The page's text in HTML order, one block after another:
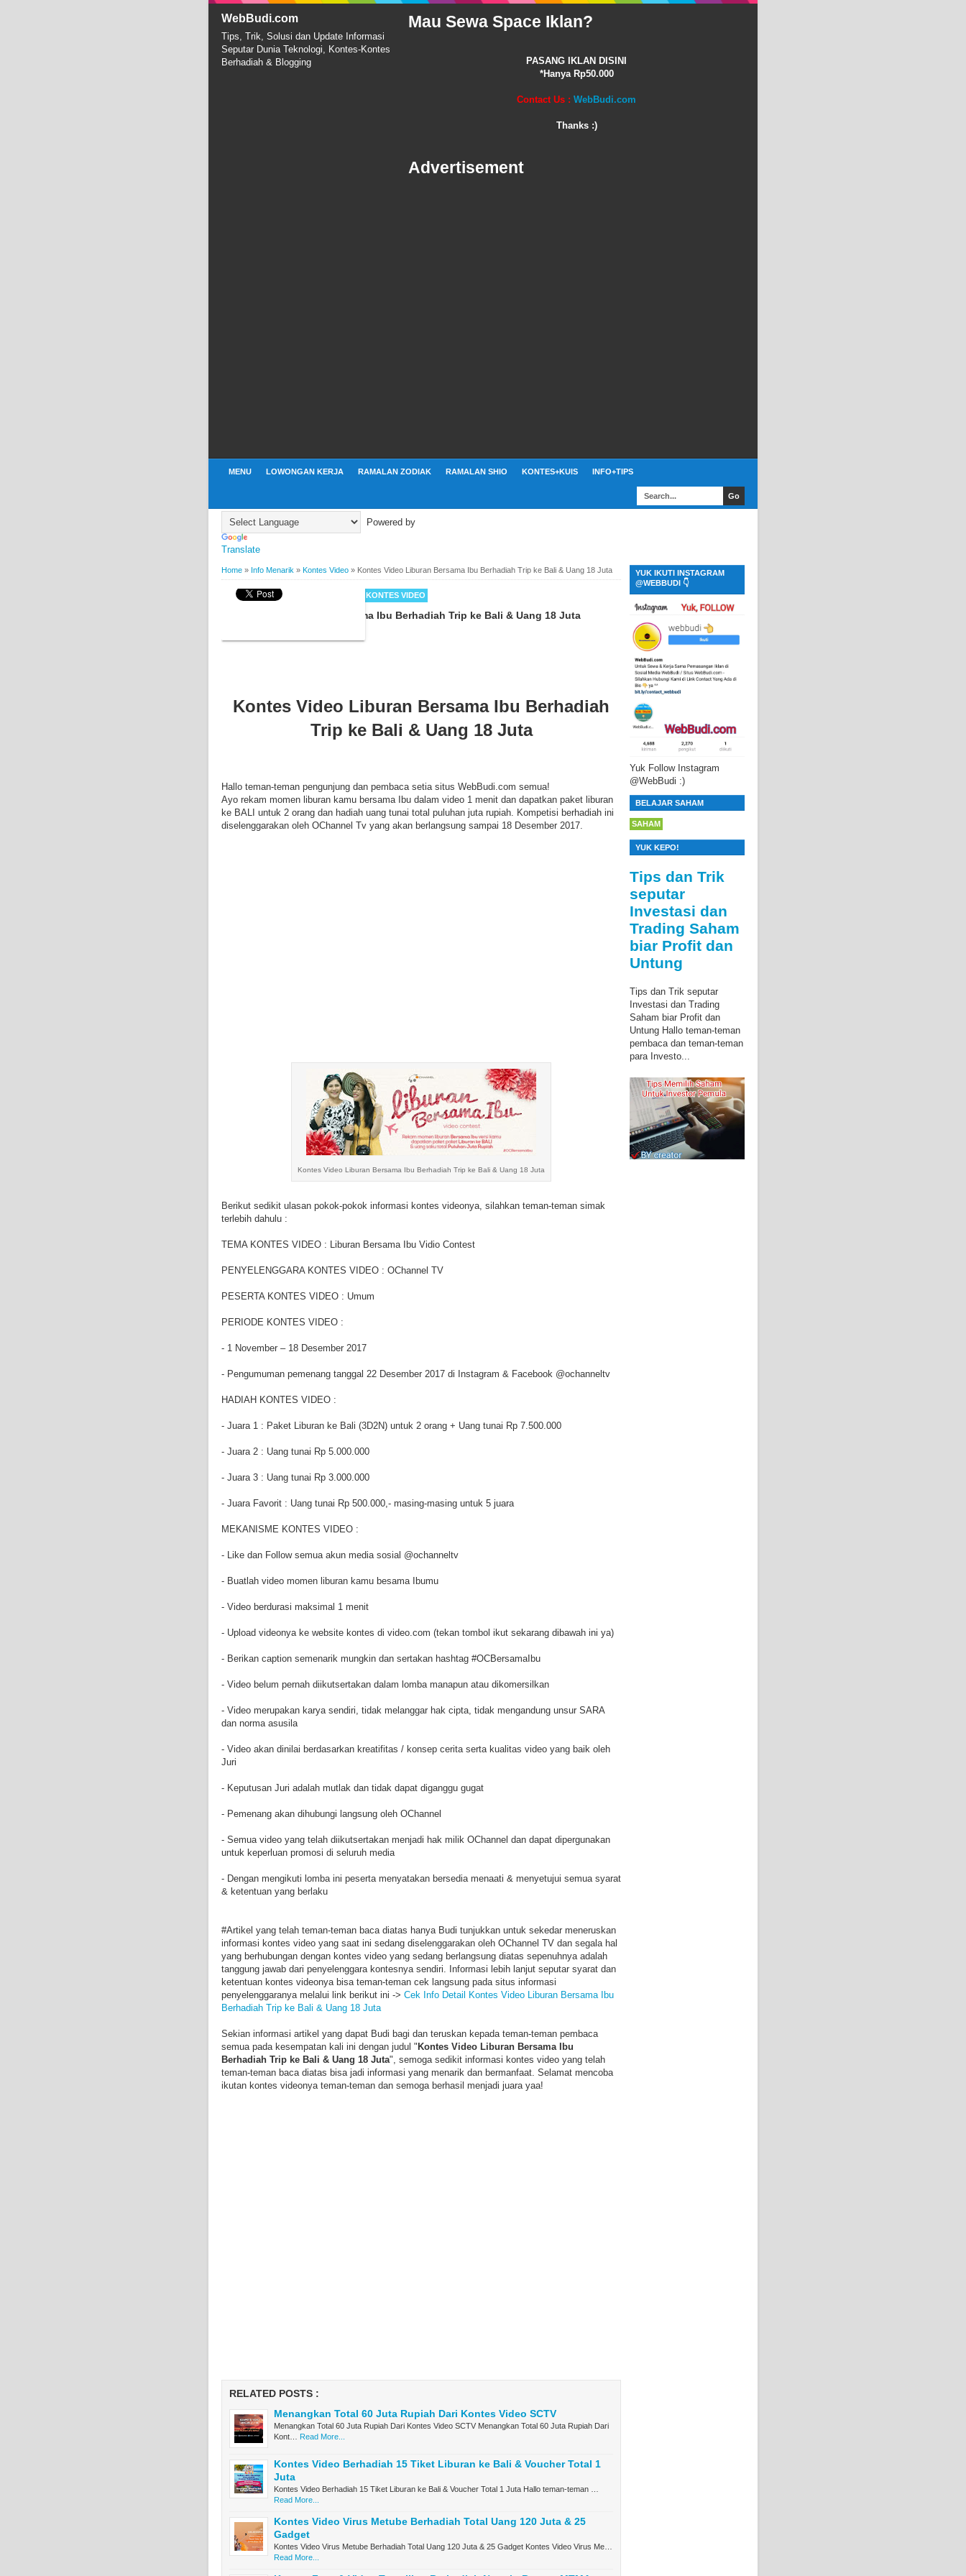
WebBudi.com
Tips, Trik, Solusi dan Update Informasi
Seputar Dunia Teknologi, Kontes-Kontes
Berhadiah & Blogging
Mau Sewa Space Iklan?
PASANG IKLAN DISINI
*Hanya Rp50.000
Contact Us : WebBudi.com
Thanks :)
Advertisement
MENU LOWONGAN KERJA RAMALAN ZODIAK RAMALAN SHIO KONTES+KUIS INFO+TIPS
Powered by
Translate
Home » Info Menarik » Kontes Video » Kontes Video Liburan Bersama Ibu Berhadiah Trip ke Bali & Uang 18 Juta
BYWEBBUDI.COM KONTES VIDEO
Kontes Video Liburan Bersama Ibu Berhadiah Trip ke Bali & Uang 18 Juta
Kontes Video Liburan Bersama Ibu Berhadiah
Trip ke Bali & Uang 18 Juta
Hallo teman-teman pengunjung dan pembaca setia situs WebBudi.com semua!
Ayo rekam momen liburan kamu bersama Ibu dalam video 1 menit dan dapatkan paket liburan
ke BALI untuk 2 orang dan hadiah uang tunai total puluhan juta rupiah. Kompetisi berhadiah ini
diselenggarakan oleh OChannel Tv yang akan berlangsung sampai 18 Desember 2017.
Kontes Video Liburan Bersama Ibu Berhadiah Trip ke Bali & Uang 18 Juta
Berikut sedikit ulasan pokok-pokok informasi kontes videonya, silahkan teman-teman simak
terlebih dahulu :
TEMA KONTES VIDEO : Liburan Bersama Ibu Vidio Contest
PENYELENGGARA KONTES VIDEO : OChannel TV
PESERTA KONTES VIDEO : Umum
PERIODE KONTES VIDEO :
- 1 November – 18 Desember 2017
- Pengumuman pemenang tanggal 22 Desember 2017 di Instagram & Facebook @ochanneltv
HADIAH KONTES VIDEO :
- Juara 1 : Paket Liburan ke Bali (3D2N) untuk 2 orang + Uang tunai Rp 7.500.000
- Juara 2 : Uang tunai Rp 5.000.000
- Juara 3 : Uang tunai Rp 3.000.000
- Juara Favorit : Uang tunai Rp 500.000,- masing-masing untuk 5 juara
MEKANISME KONTES VIDEO :
- Like dan Follow semua akun media sosial @ochanneltv
- Buatlah video momen liburan kamu besama Ibumu
- Video berdurasi maksimal 1 menit
- Upload videonya ke website kontes di video.com (tekan tombol ikut sekarang dibawah ini ya)
- Berikan caption semenarik mungkin dan sertakan hashtag #OCBersamaIbu
- Video belum pernah diikutsertakan dalam lomba manapun atau dikomersilkan
- Video merupakan karya sendiri, tidak melanggar hak cipta, tidak mengandung unsur SARA
dan norma asusila
- Video akan dinilai berdasarkan kreatifitas / konsep cerita serta kualitas video yang baik oleh
Juri
- Keputusan Juri adalah mutlak dan tidak dapat diganggu gugat
- Pemenang akan dihubungi langsung oleh OChannel
- Semua video yang telah diikutsertakan menjadi hak milik OChannel dan dapat dipergunakan
untuk keperluan promosi di seluruh media
- Dengan mengikuti lomba ini peserta menyatakan bersedia menaati & menyetujui semua syarat
& ketentuan yang berlaku
#Artikel yang telah teman-teman baca diatas hanya Budi tunjukkan untuk sekedar meneruskan
informasi kontes video yang saat ini sedang diselenggarakan oleh OChannel TV dan segala hal
yang berhubungan dengan kontes video yang sedang berlangsung diatas sepenuhnya adalah
tanggung jawab dari penyelenggara kontesnya sendiri. Informasi lebih lanjut seputar syarat dan
ketentuan kontes videonya bisa teman-teman cek langsung pada situs informasi
penyelenggaranya melalui link berikut ini -> Cek Info Detail Kontes Video Liburan Bersama Ibu
Berhadiah Trip ke Bali & Uang 18 Juta
Sekian informasi artikel yang dapat Budi bagi dan teruskan kepada teman-teman pembaca
semua pada kesempatan kali ini dengan judul "Kontes Video Liburan Bersama Ibu
Berhadiah Trip ke Bali & Uang 18 Juta", semoga sedikit informasi kontes video yang telah
teman-teman baca diatas bisa jadi informasi yang menarik dan bermanfaat. Selamat mencoba
ikutan kontes videonya teman-teman dan semoga berhasil menjadi juara yaa!
RELATED POSTS :
Menangkan Total 60 Juta Rupiah Dari Kontes Video SCTV
Menangkan Total 60 Juta Rupiah Dari Kontes Video SCTV Menangkan Total 60 Juta Rupiah Dari
Kont…
Read More...
Kontes Video Berhadiah 15 Tiket Liburan ke Bali & Voucher Total 1
Juta
Kontes Video Berhadiah 15 Tiket Liburan ke Bali & Voucher Total 1 Juta Hallo teman-teman …
Read More...
Kontes Video Virus Metube Berhadiah Total Uang 120 Juta & 25
Gadget
Kontes Video Virus Metube Berhadiah Total Uang 120 Juta & 25 Gadget Kontes Video Virus Me…
Read More...
YUK IKUTI INSTAGRAM
@WEBBUDI 👇
Yuk Follow Instagram
@WebBudi :)
BELAJAR SAHAM
SAHAM
YUK KEPO!
Tips dan Trik
seputar
Investasi dan
Trading Saham
biar Profit dan
Untung
Tips dan Trik seputar
Investasi dan Trading
Saham biar Profit dan
Untung Hallo teman-teman
pembaca dan teman-teman
para Investo...